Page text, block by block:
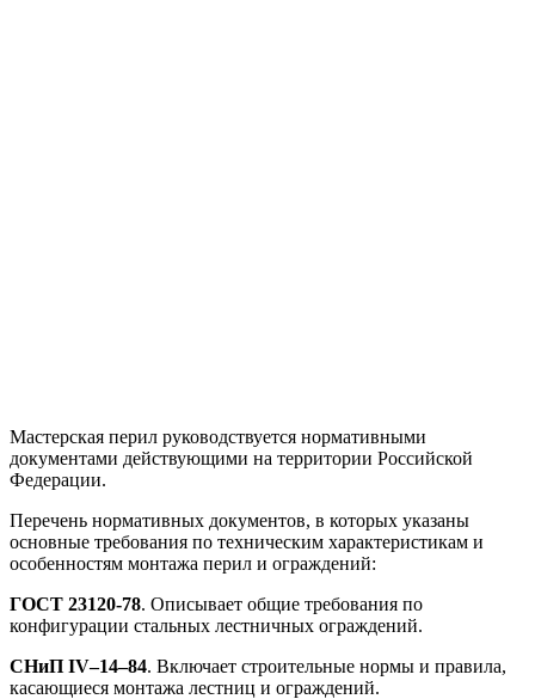
Мастерская перил руководствуется нормативными
документами действующими на территории Российской
Федерации.
Перечень нормативных документов, в которых указаны
основные требования по техническим характеристикам и
особенностям монтажа перил и ограждений:
ГОСТ 23120-78. Описывает общие требования по
конфигурации стальных лестничных ограждений.
СНиП IV–14–84. Включает строительные нормы и правила,
касающиеся монтажа лестниц и ограждений.